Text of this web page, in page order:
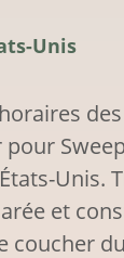
Unis
Unis.
et
coucher